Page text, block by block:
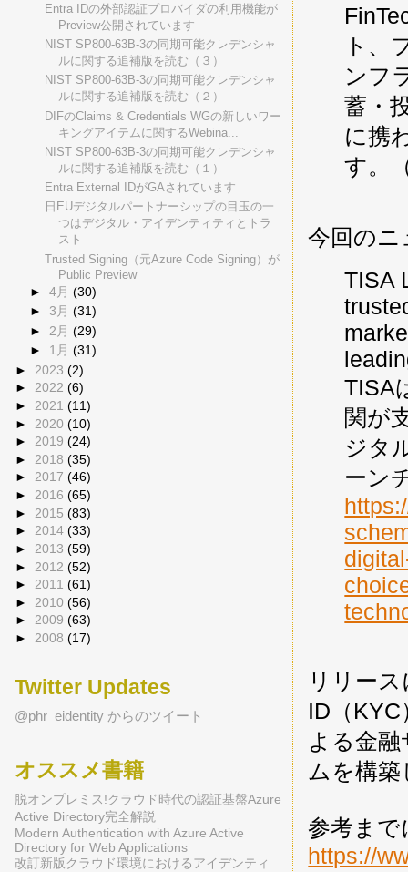
ト、
ンフ
蓄・
に携
す。
今回の
TISA
TISA
関が
ジタ
ーン
リリー
ID（
よる金
ムを構
参考ま
https://
Entra IDの外部認証プロバイダの利用機能が
Preview公開されています
NIST SP800-63B-3の同期可能クレデンシャ
ルに関する追補版を読む（３）
NIST SP800-63B-3の同期可能クレデンシャ
ルに関する追補版を読む（２）
DIFのClaims & Credentials WGの新しいワー
キングアイテムに関するWebina...
NIST SP800-63B-3の同期可能クレデンシャ
ルに関する追補版を読む（１）
Entra External IDがGAされています
日EUデジタルパートナーシップの目玉の一
つはデジタル・アイデンティティとトラ
スト
Trusted Signing（元Azure Code Signing）が
Public Preview
►4月(30)
► 3月(31)
► 2月(29)
► 1月(31)
► 2023 (2)
► 2022 (6)
► 2021 (11)
► 2020 (10)
► 2019 (24)
► 2018 (35)
► 2017 (46)
► 2016 (65)
► 2015 (83)
► 2014 (33)
► 2013 (59)
► 2012 (52)
► 2011 (61)
► 2010 (56)
► 2009 (63)
► 2008 (17)
Twitter Updates
@phr_eidentity からのツイート
オススメ書籍
脱オンプレミス!クラウド時代の認証基盤Azure
Active Directory完全解説
Modern Authentication with Azure Active
Directory for Web Applications
改訂新版クラウド環境におけるアイデンティ